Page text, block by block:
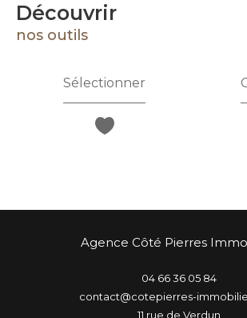
découvrir
nos outils
Sélectionner
Agence Côté Pierres
04 66 36 05 84
contact@cotepierres-
11 rue de Verdun